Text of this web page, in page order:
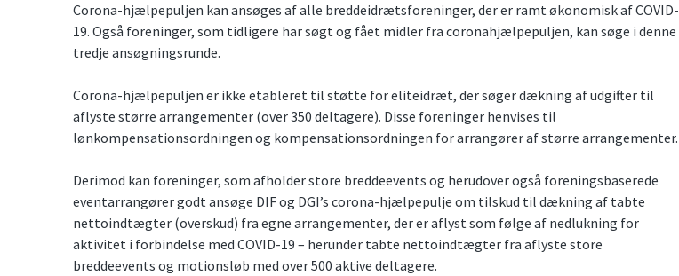
Corona-hjælpepuljen kan ansøges af alle breddeidrætsforeninger, der er ramt økonomisk af COVID-
19. Også foreninger, som tidligere har søgt og fået midler fra coronahjælpepuljen, kan søge i denne
tredje ansøgningsrunde.
Corona-hjælpepuljen er ikke etableret til støtte for eliteidræt, der søger dækning af udgifter til
aflyste større arrangementer (over 350 deltagere). Disse foreninger henvises til
lønkompensationsordningen og kompensationsordningen for arrangører af større arrangementer.
Derimod kan foreninger, som afholder store breddeevents og herudover også foreningsbaserede
eventarrangører godt ansøge DIF og DGI’s corona-hjælpepulje om tilskud til dækning af tabte
nettoindtægter (overskud) fra egne arrangementer, der er aflyst som følge af nedlukning for
aktivitet i forbindelse med COVID-19 – herunder tabte nettoindtægter fra aflyste store
breddeevents og motionsløb med over 500 aktive deltagere.